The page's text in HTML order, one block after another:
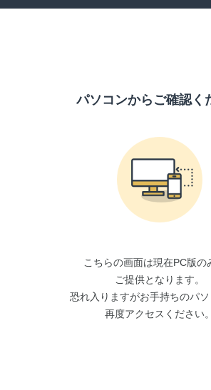
パソコンからご確認く
こちらの画面は現在PC版の
ご提供となります。
恐れ入りますがお手持ちのパソ
再度アクセスください。